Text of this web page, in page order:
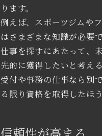
ります。
例えば、スポーツジムや
はさまざまな知識が必要で
仕事を探すにあたって、
先的に獲得したいと考え
受付や事務の仕事なら別
る限り資格を取得したほ